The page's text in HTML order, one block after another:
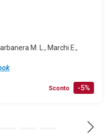
M. L., Marchi E.,
Sconto -5%